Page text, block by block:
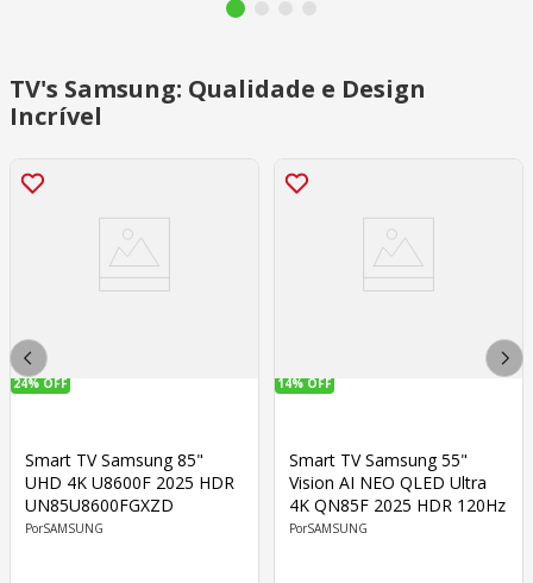
TV's Samsung: Qualidade e Design
Incrível
24%OFF
Smart TV Samsung 85"
UHD 4K U8600F 2025 HDR
UN85U8600FGXZD
SAMSUNG
14%OFF
Smart TV Samsung 55"
Vision AI NEO QLED Ultra
4K QN85F 2025 HDR 120Hz
SAMSUNG